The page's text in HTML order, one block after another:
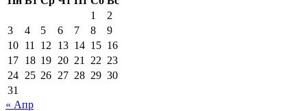
1
2
3
4 5 6 7 8
9
10 11 12 13 14 15 16
17 18 19 20 21 22 23
24 25 26 27 28 29 30
31
« Апр